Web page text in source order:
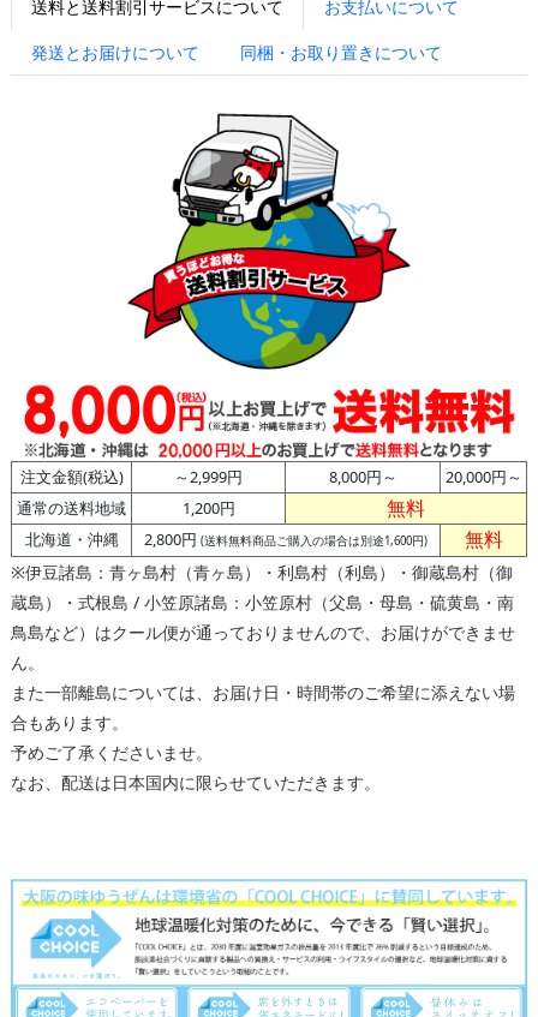
送料と送料割引サービスについて
お支払いについて
発送とお届けについて
同梱・お取り置きについて
注文金額(税込) ～2,999円 8,000円～
20,000円～
通常の送料地域
1,200円 無料
北海道・沖縄 2,800円 (送料無料商品ご購入の場合は別途1,600円) 無料
※伊豆諸島：青ヶ島村（青ヶ島）・利島村（利島）・御蔵島村（御
蔵島）・式根島 / 小笠原諸島：小笠原村（父島・母島・硫黄島・南
鳥島など）はクール便が通っておりませんので、お届けができませ
ん。
また一部離島については、お届け日・時間帯のご希望に添えない場
合もあります。
予めご了承くださいませ。
なお、配送は日本国内に限らせていただきます。